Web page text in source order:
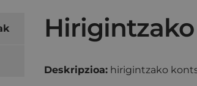
Deskripzioa: hirigintzako